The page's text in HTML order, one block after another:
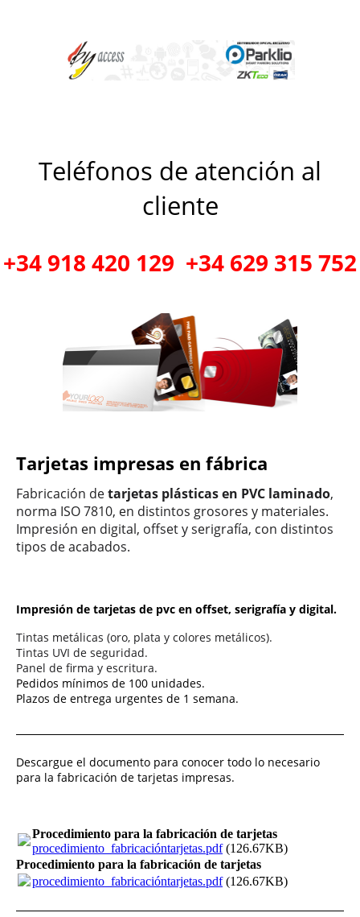
Teléfonos de atención al
cliente
+34 918 420 129 +34 629 315 752
Tarjetas impresas en fábrica
Fabricación detarjetas plásticas en PVC laminado,
norma ISO 7810, en distintos grosores y materiales.
Impresión en digital, offset y serigrafía, con distintos
tipos de acabados.
Impresión de tarjetas de pvc en offset, serigrafía y digital.
Tintas metálicas (oro, plata y colores metálicos).
Tintas UVI de seguridad.
Panel de firma y escritura.
Pedidos mínimos de 100 unidades.
Plazos de entrega urgentes de 1 semana.
Descargue el documento para conocer todo lo necesario
para la fabricación de tarjetas impresas.
Procedimiento para la fabricación de tarjetas
procedimiento_fabricacióntarjetas.pdf(126.67KB)
Procedimiento para la fabricación de tarjetas
procedimiento_fabricacióntarjetas.pdf(126.67KB)